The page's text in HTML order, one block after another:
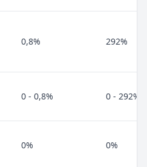
0,8% 292%
0 - 0,8% 0 - 292%
0% 0%